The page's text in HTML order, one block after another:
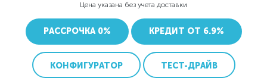
Цена указана без учета доставки
РАССРОЧКА 0% КРЕДИТ ОТ 6.9%
КОНФИГУРАТОР ТЕСТ-ДРАЙВ